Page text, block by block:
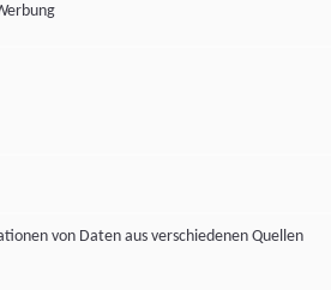
von Daten aus verschiedenen Quellen